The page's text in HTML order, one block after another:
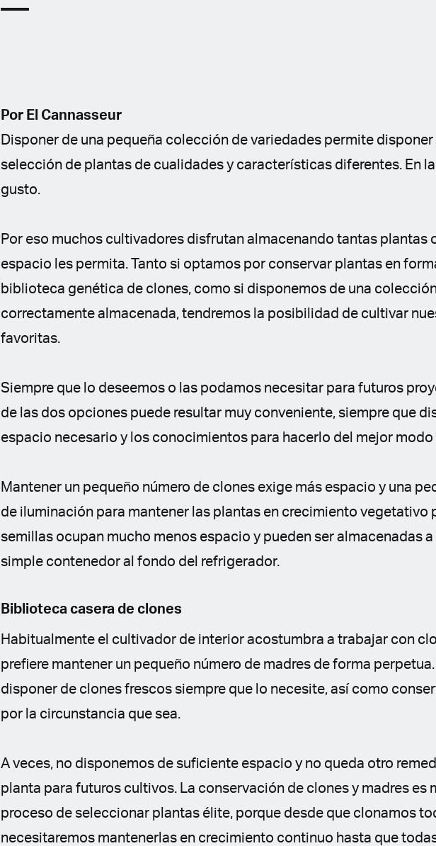
Por El Cannasseur
Disponer de una pequeña colección de variedades permite disponer
selección de plantas de cualidades y características diferentes. En
gusto.
Por eso muchos cultivadores disfrutan almacenando tantas plantas
espacio les permita. Tanto si optamos por conservar plantas en
biblioteca genética de clones, como si disponemos de una
correctamente almacenada, tendremos la posibilidad de cultivar
favoritas.
Siempre que lo deseemos o las podamos necesitar para futuros
de las dos opciones puede resultar muy conveniente, siempre que
espacio necesario y los conocimientos para hacerlo del mejor
Mantener un pequeño número de clones exige más espacio y una
de iluminación para mantener las plantas en crecimiento vegetativo
semillas ocupan mucho menos espacio y pueden ser almacenadas a
simple contenedor al fondo del refrigerador.
Biblioteca casera de clones
Habitualmente el cultivador de interior acostumbra a trabajar con
prefiere mantener un pequeño número de madres de forma
disponer de clones frescos siempre que lo necesite, así como
por la circunstancia que sea.
A veces, no disponemos de suficiente espacio y no queda otro
planta para futuros cultivos. La conservación de clones y madres es
proceso de seleccionar plantas élite, porque desde que clonamos
necesitaremos mantenerlas en crecimiento continuo hasta que